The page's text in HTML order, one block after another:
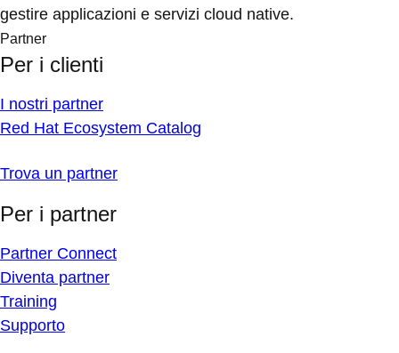
gestire applicazioni e servizi cloud native.
Partner
Per i clienti
I nostri partner
Red Hat Ecosystem Catalog
Trova un partner
Per i partner
Partner Connect
Diventa partner
Training
Supporto